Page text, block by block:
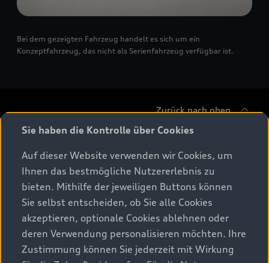
Bei dem gezeigten Fahrzeug handelt es sich um ein
Konzeptfahrzeug, das nicht als Serienfahrzeug verfügbar ist.
Zurück nach oben
Alle Modelle
Modelle vergleichen
Elektromodelle
Plug-in-Hybride
Beratung & Kauf
Aktuelle Angebote
Service & Zubehör
Audi Original Zubehör
Kundenbereich
Sie haben die Kontrolle über Cookies
Auf dieser Website verwenden wir Cookies, um
Ihnen das bestmögliche Nutzererlebnis zu
bieten. Mithilfe der jeweiligen Buttons können
Sie selbst entscheiden, ob Sie alle Cookies
akzeptieren, optionale Cookies ablehnen oder
deren Verwendung personalisieren möchten. Ihre
Zustimmung können Sie jederzeit mit Wirkung